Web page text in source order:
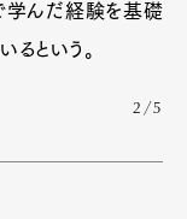
学んだ経験を基礎
るという。
2/5